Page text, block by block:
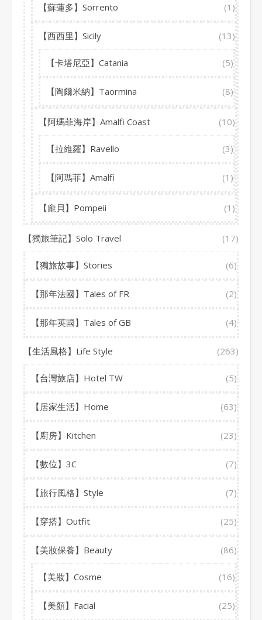
【蘇蓮多】Sorrento (1)
【西西里】Sicily (13)
【卡塔尼亞】Catania (5)
【陶爾米納】Taormina (8)
【阿瑪菲海岸】Amalfi Coast (10)
【拉維羅】Ravello (3)
【阿瑪菲】Amalfi (1)
【龐貝】Pompeii (1)
【獨旅筆記】Solo Travel (17)
【獨旅故事】Stories (6)
【那年法國】Tales of FR (2)
【那年英國】Tales of GB (4)
【生活風格】Life Style (263)
【台灣旅店】Hotel TW (5)
【居家生活】Home (63)
【廚房】Kitchen (23)
【數位】3C (7)
【旅行風格】Style (7)
【穿搭】Outfit (25)
【美妝保養】Beauty (86)
【美妝】Cosme (16)
【美顏】Facial (25)